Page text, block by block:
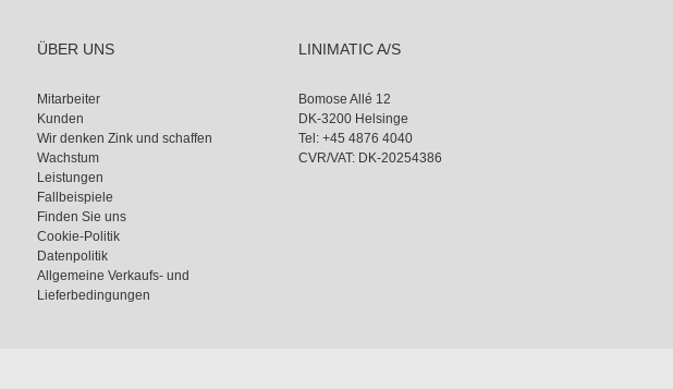
ÜBER UNS
Mitarbeiter
Kunden
Wir denken Zink und schaffen
Wachstum
Leistungen
Fallbeispiele
Finden Sie uns
Cookie-Politik
Datenpolitik
Allgemeine Verkaufs- und
Lieferbedingungen
LINIMATIC A/S
Bomose Allé 12
DK-3200 Helsinge
Tel: +45 4876 4040
CVR/VAT: DK-20254386